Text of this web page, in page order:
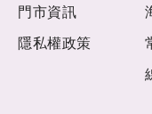
門市資訊
隱私權政策